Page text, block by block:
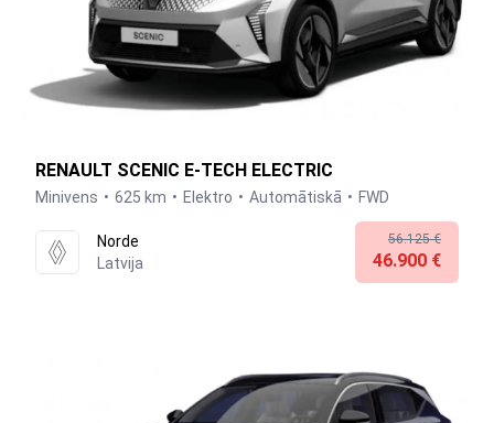
RENAULT SCENIC E-TECH ELECTRIC
Minivens 625 km Elektro Automātiskā FWD
Norde
Latvija
56.125 €
46.900 €